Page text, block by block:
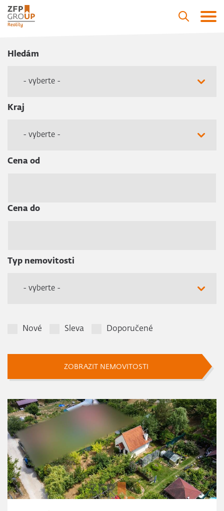
Hledám
- vyberte -
Kraj
- vyberte -
Cena od
Cena do
Typ nemovitosti
- vyberte -
Nové Sleva Doporučené
ZOBRAZIT NEMOVITOSTI